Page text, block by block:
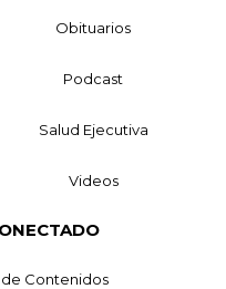
Obituarios
Podcast
Salud Ejecutiva
Videos
Contenidos